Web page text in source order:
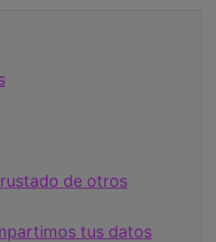
de otros
tus datos